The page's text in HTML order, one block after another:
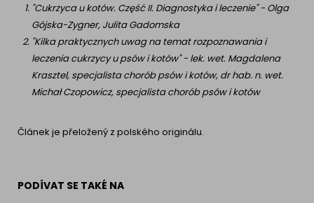
"Cukrzyca u kotów. Część II. Diagnostyka i leczenie" - Olga
Gójska-Zygner, Julita Gadomska
"Kilka praktycznych uwag na temat rozpoznawania i
leczenia cukrzycy u psów i kotów" - lek. wet. Magdalena
Krasztel, specjalista chorób psów i kotów, dr hab. n. wet.
Michał Czopowicz, specjalista chorób psów i kotów
Článek je přeložený z polského originálu.
PODÍVAT SE TAKÉ NA